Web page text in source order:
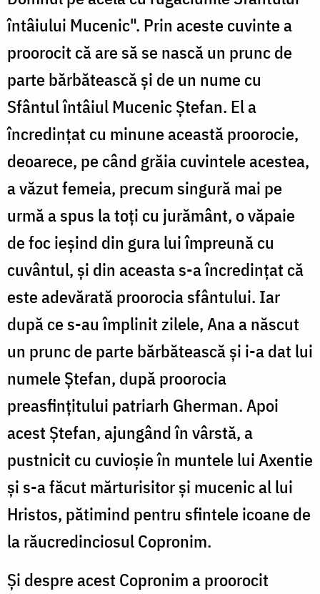
întâiului Mucenic". Prin aceste cuvinte a
proorocit că are să se nască un prunc de
parte bărbătească și de un nume cu
Sfântul întâiul Mucenic Ștefan. El a
încredințat cu minune această proorocie,
deoarece, pe când grăia cuvintele acestea,
a văzut femeia, precum singură mai pe
urmă a spus la toți cu jurământ, o văpaie
de foc ieșind din gura lui împreună cu
cuvântul, și din aceasta s-a încredințat că
este adevărată proorocia sfântului. Iar
după ce s-au împlinit zilele, Ana a născut
un prunc de parte bărbătească și i-a dat lui
numele Ștefan, după proorocia
preasfințitului patriarh Gherman. Apoi
acest Ștefan, ajungând în vârstă, a
pustnicit cu cuvioșie în muntele lui Axentie
și s-a făcut mărturisitor și mucenic al lui
Hristos, pătimind pentru sfintele icoane de
la răucredinciosul Copronim.
Și despre acest Copronim a proorocit